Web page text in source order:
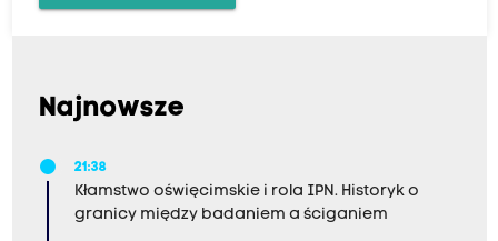
Najnowsze
21:38
Kłamstwo oświęcimskie i rola IPN. Historyk o
granicy między badaniem a ściganiem